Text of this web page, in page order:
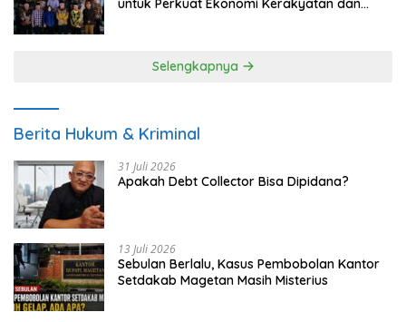
untuk Perkuat Ekonomi Kerakyatan dan
Selengkapnya
Berita Hukum & Kriminal
31 Juli 2026
Apakah Debt Collector Bisa Dipidana?
13 Juli 2026
Sebulan Berlalu, Kasus Pembobolan Kantor
Setdakab Magetan Masih Misterius